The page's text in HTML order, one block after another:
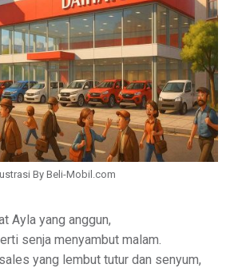
By Beli-Mobil.com
Ayla yang anggun,
senja menyambut malam.
yang lembut tutur dan senyum,